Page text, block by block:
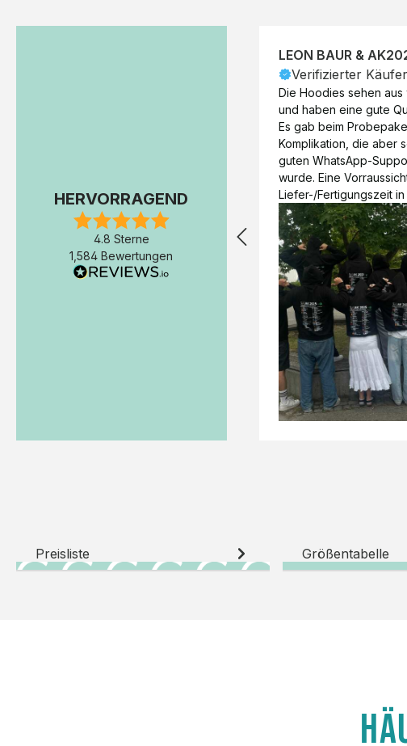
HERVORRAGEND
4.8 Sterne
1,584 Bewertungen
LEON BAUR &
Verifizierter Käufer
Die Hoodies sehen aus
und haben eine gute
Es gab beim
Komplikation, die aber
guten WhatsApp-
wurde. Eine
Liefer-/Fertigungszeit
wäre hilfreich. Die
Werktage (inkl.
Express-Produktion),
erfolgte schon am Tag
Fertigstellung der
Preisliste Größentabelle